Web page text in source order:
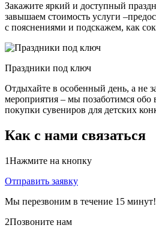
Закажите яркий и доступный
завышаем стоимость услуги
с пояснениями и подскажем, как
Праздники под ключ
Отдыхайте в особенный день, а не
мероприятия – мы позаботимся обо
покупки сувениров для детских
Как с нами связаться
1Нажмите на кнопку
Отправить заявку
Мы перезвоним в течение 15 минут!
2Позвоните нам